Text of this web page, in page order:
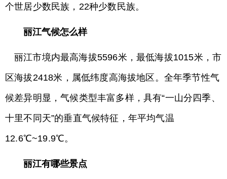
个世居少数民族，22种少数民族。
丽江气候怎么样
丽江市境内最高海拔5596米，最低海拔1015米，市
区海拔2418米，属低纬度高海拔地区。全年季节性气
候差异明显，气候类型丰富多样，具有“一山分四季、
十里不同天”的垂直气候特征，年平均气温
12.6℃~19.9℃。
丽江有哪些景点